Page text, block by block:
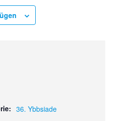
36. Ybbsiade